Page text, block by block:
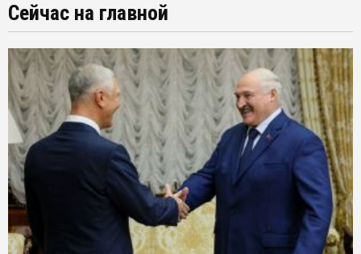
Сейчас на главной